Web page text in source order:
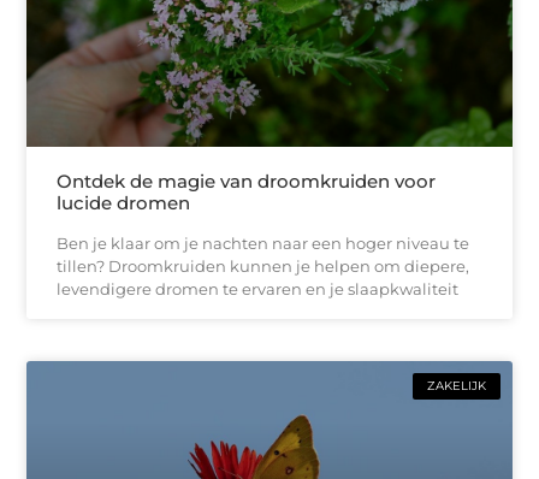
Ontdek de magie van droomkruiden voor
lucide dromen
Ben je klaar om je nachten naar een hoger niveau te
tillen? Droomkruiden kunnen je helpen om diepere,
levendigere dromen te ervaren en je slaapkwaliteit
ZAKELIJK